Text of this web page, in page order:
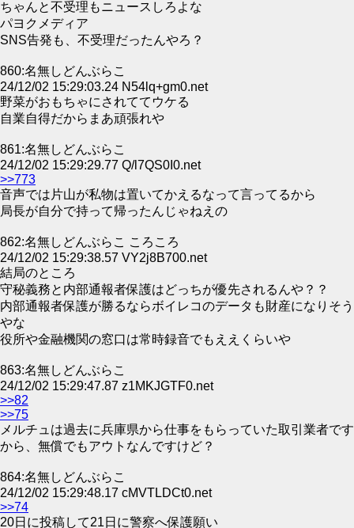
ちゃんと不受理もニュースしろよな
パヨクメディア
SNS告発も、不受理だったんやろ？
860:名無しどんぶらこ
24/12/02 15:29:03.24 N54lq+gm0.net
野菜がおもちゃにされててウケる
自業自得だからまあ頑張れや
861:名無しどんぶらこ
24/12/02 15:29:29.77 Q/l7QS0I0.net
>>773
音声では片山が私物は置いてかえるなって言ってるから
局長が自分で持って帰ったんじゃねえの
862:名無しどんぶらこ ころころ
24/12/02 15:29:38.57 VY2j8B700.net
結局のところ
守秘義務と内部通報者保護はどっちが優先されるんや？？
内部通報者保護が勝るならボイレコのデータも財産になりそう
やな
役所や金融機関の窓口は常時録音でもええくらいや
863:名無しどんぶらこ
24/12/02 15:29:47.87 z1MKJGTF0.net
>>82
>>75
メルチュは過去に兵庫県から仕事をもらっていた取引業者です
から、無償でもアウトなんですけど？
864:名無しどんぶらこ
24/12/02 15:29:48.17 cMVTLDCt0.net
>>74
20日に投稿して21日に警察へ保護願い